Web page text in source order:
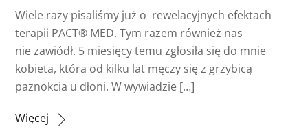
Wiele razy pisaliśmy już o rewelacyjnych efektach
terapii PACT® MED. Tym razem również nas
nie zawiódł. 5 miesięcy temu zgłosiła się do mnie
kobieta, która od kilku lat męczy się z grzybicą
paznokcia u dłoni. W wywiadzie […]
Więcej